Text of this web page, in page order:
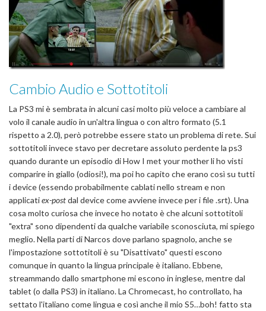
Cambio Audio e Sottotitoli
La PS3 mi è sembrata in alcuni casi molto più veloce a cambiare al
volo il canale audio in un'altra lingua o con altro formato (5.1
rispetto a 2.0), però potrebbe essere stato un problema di rete. Sui
sottotitoli invece stavo per decretare assoluto perdente la ps3
quando durante un episodio di How I met your mother li ho visti
comparire in giallo (odiosi!), ma poi ho capito che erano così su tutti
i device (essendo probabilmente cablati nello stream e non
applicatiex-postdal device come avviene invece per i file .srt). Una
cosa molto curiosa che invece ho notato è che alcuni sottotitoli
"extra" sono dipendenti da qualche variabile sconosciuta, mi spiego
meglio. Nella parti di Narcos dove parlano spagnolo, anche se
l'impostazione sottotitoli è su "Disattivato" questi escono
comunque in quanto la lingua principale è italiano. Ebbene,
streammando dallo smartphone mi escono in inglese, mentre dal
tablet (o dalla PS3) in italiano. La Chromecast, ho controllato, ha
settato l'italiano come lingua e così anche il mio S5…boh! fatto sta